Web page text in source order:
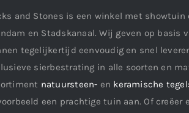
and Stones is een winkel met
en Stadskanaal. Wij geven op basis
tegelijkertijd eenvoudig en snel
sierbestrating in alle soorten en
natuursteen- en keramische
een prachtige tuin aan. Of